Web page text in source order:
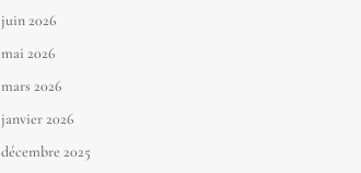
juin 2026
mai 2026
mars 2026
janvier 2026
décembre 2025